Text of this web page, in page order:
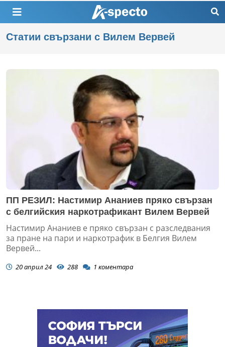
Статии свързани с Вилем Вервей
ПП РЕЗИЛ: Настимир Ананиев пряко свързан
с белгийския наркотрафикант Вилем Вервей
Настимир Ананиев е пряко свързан с разследвания
за пране на пари и наркотрафик в Белгия Вилем
Вервей...
20 април 24 288 1 коментара